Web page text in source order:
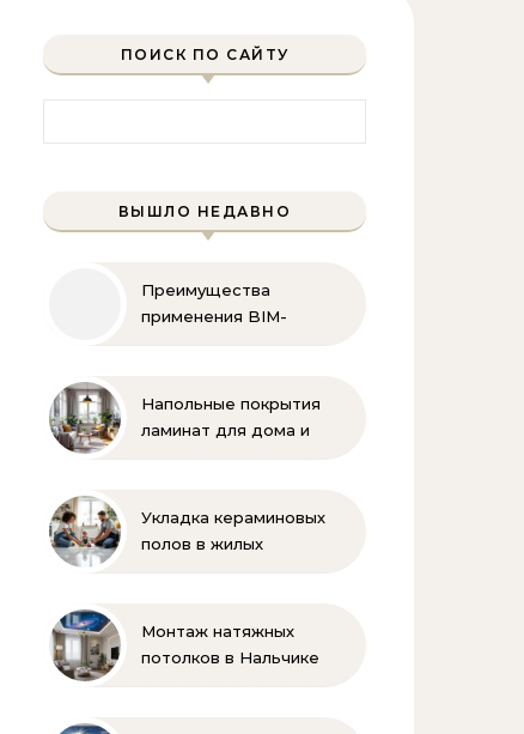
ПОИСК ПО САЙТУ
ВЫШЛО НЕДАВНО
Преимущества
применения BIM-
Напольные покрытия
ламинат для дома и
Укладка кераминовых
полов в жилых
Монтаж натяжных
потолков в Нальчике